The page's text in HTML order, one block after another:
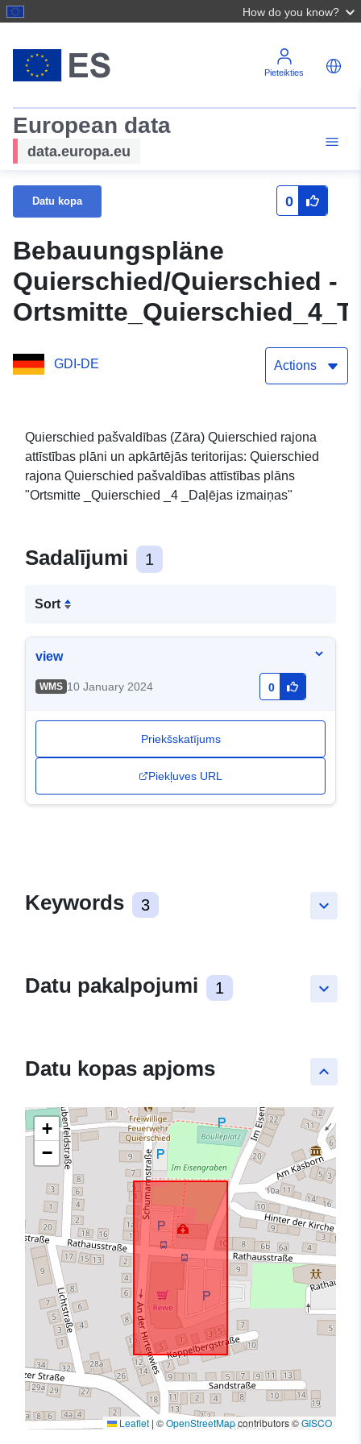
How do you know?
Pieteikties
European data
data.europa.eu
Datu kopa 0
Bebauungspläne
Quierschied/Quierschied -
GDI-DE Actions
Quierschied pašvaldības (Zāra) Quierschied rajona
attīstības plāni un apkārtējās teritorijas: Quierschied
rajona Quierschied pašvaldības attīstības plāns
"Ortsmitte _Quierschied _4 _Daļējas izmaiņas"
Sadalījumi 1
Sort
view
WMS 10 January 2024 0
Priekšskatījums
Piekļuves URL
keyboard_arrow_down
Keywords 3
keyboard_arrow_down
Datu pakalpojumi 1
keyboard_arrow_up
Datu kopas apjoms
+
−
Leaflet | ©OpenStreetMapcontributors ©GISCO